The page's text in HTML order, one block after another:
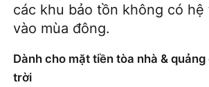
các khu bảo tồn không có hệ
vào mùa đông.
Dành cho mặt tiền tòa nhà & quảng
trời